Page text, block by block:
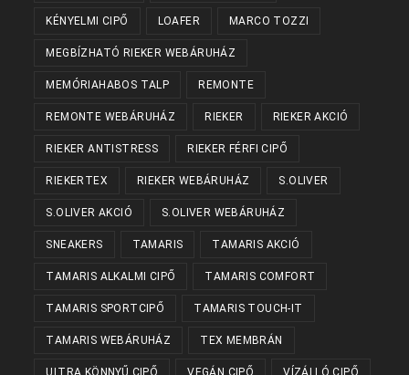
KÉNYELMI CIPŐ LOAFER MARCO TOZZI
MEGBÍZHATÓ RIEKER WEBÁRUHÁZ
MEMÓRIAHABOS TALP REMONTE
REMONTE WEBÁRUHÁZ RIEKER RIEKER AKCIÓ
RIEKER ANTISTRESS RIEKER FÉRFI CIPŐ
RIEKERTEX RIEKER WEBÁRUHÁZ S.OLIVER
S.OLIVER AKCIÓ S.OLIVER WEBÁRUHÁZ
SNEAKERS TAMARIS TAMARIS AKCIÓ
TAMARIS ALKALMI CIPŐ TAMARIS COMFORT
TAMARIS SPORTCIPŐ TAMARIS TOUCH-IT
TAMARIS WEBÁRUHÁZ TEX MEMBRÁN